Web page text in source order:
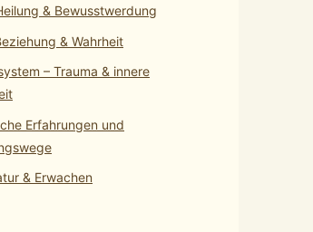
& Bewusstwerdung
& Wahrheit
– Trauma & innere
Erfahrungen und
& Erwachen